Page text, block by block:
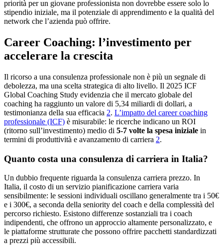
priorità per un giovane professionista non dovrebbe essere solo lo
stipendio iniziale, ma il potenziale di apprendimento e la qualità del
network che l’azienda può offrire.
Career Coaching: l’investimento per
accelerare la crescita
Il ricorso a una consulenza professionale non è più un segnale di
debolezza, ma una scelta strategica di alto livello. Il 2025 ICF
Global Coaching Study evidenzia che il mercato globale del
coaching ha raggiunto un valore di 5,34 miliardi di dollari, a
testimonianza della sua efficacia 2. L’impatto del career coaching
professionale (ICF) è misurabile: le ricerche indicano un ROI
(ritorno sull’investimento) medio di 5-7 volte la spesa iniziale in
termini di produttività e avanzamento di carriera 2.
Quanto costa una consulenza di carriera in Italia?
Un dubbio frequente riguarda la consulenza carriera prezzo. In
Italia, il costo di un servizio pianificazione carriera varia
sensibilmente: le sessioni individuali oscillano generalmente tra i 50€
e i 300€, a seconda della seniority del coach e della complessità del
percorso richiesto. Esistono differenze sostanziali tra i coach
indipendenti, che offrono un approccio altamente personalizzato, e
le piattaforme strutturate che possono offrire pacchetti standardizzati
a prezzi più accessibili.